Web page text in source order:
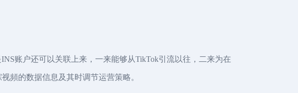
账户还可以关联上来，一来能够从TikTok引流以往，二来为在
頻的数据信息及其时调节运营策略。